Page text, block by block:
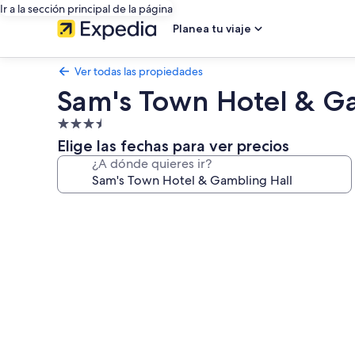
Ir a la sección principal de la página
Planea tu viaje
Ver todas las propiedades
Sam's Town Hotel &
Propiedad
de
3.5
estrellas
Elige las fechas para ver precios
¿A dónde quieres ir?